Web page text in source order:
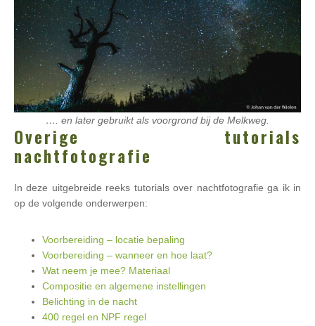
…. en later gebruikt als voorgrond bij de Melkweg.
Overige tutorials
nachtfotografie
In deze uitgebreide reeks tutorials over nachtfotografie ga ik in
op de volgende onderwerpen:
Voorbereiding – locatie bepaling
Voorbereiding – wanneer en hoe laat?
Wat neem je mee? Materiaal
Compositie en algemene instellingen
Belichting in de nacht
400 regel en NPF regel